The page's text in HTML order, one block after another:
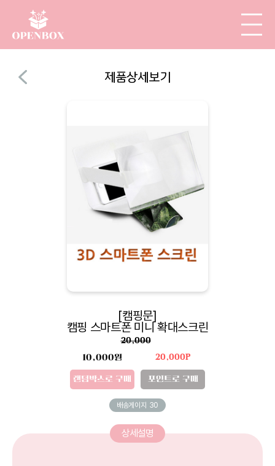
제품상세보기
[캠핑문]
캠핑 스마트폰 미니 확대스크린
20,000
10,000원
랜덤박스로 구매
20,000P
포인트로 구매
배송게이지 30
상세설명